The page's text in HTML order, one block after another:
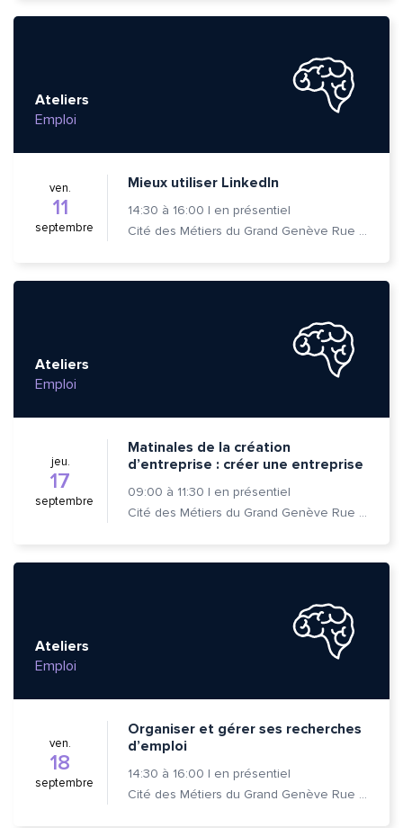
Ateliers
Emploi
ven.
11
septembre
Mieux utiliser LinkedIn
14:30 à 16:00 | en présentiel
Cité des Métiers du Grand Genève Rue Prévost-Martin 6 1205 Genève
Ateliers
Emploi
jeu.
17
septembre
Matinales de la création
d’entreprise : créer une entreprise
09:00 à 11:30 | en présentiel
Cité des Métiers du Grand Genève Rue Prévost-Martin 6 1205 Genève
Ateliers
Emploi
ven.
18
septembre
Organiser et gérer ses recherches
d’emploi
14:30 à 16:00 | en présentiel
Cité des Métiers du Grand Genève Rue Prévost-Martin 6 1205 Genève